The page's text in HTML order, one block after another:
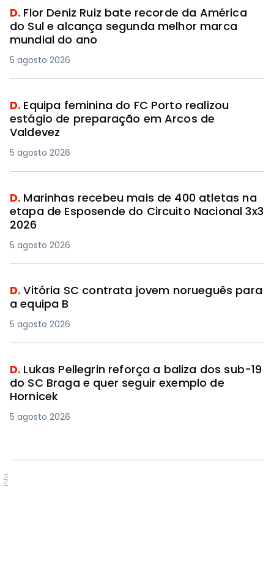
D. Flor Deniz Ruiz bate recorde da América
do Sul e alcança segunda melhor marca
mundial do ano
5 agosto 2026
D. Equipa feminina do FC Porto realizou
estágio de preparação em Arcos de
Valdevez
5 agosto 2026
D. Marinhas recebeu mais de 400 atletas na
etapa de Esposende do Circuito Nacional 3x3
2026
5 agosto 2026
D.Vitória SC contrata jovem norueguês para
a equipa B
5 agosto 2026
D. Lukas Pellegrin reforça a baliza dos sub-19
do SC Braga e quer seguir exemplo de
Hornicek
5 agosto 2026
PUB.